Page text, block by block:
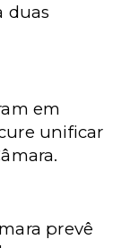
duas
em
unificar
prevê